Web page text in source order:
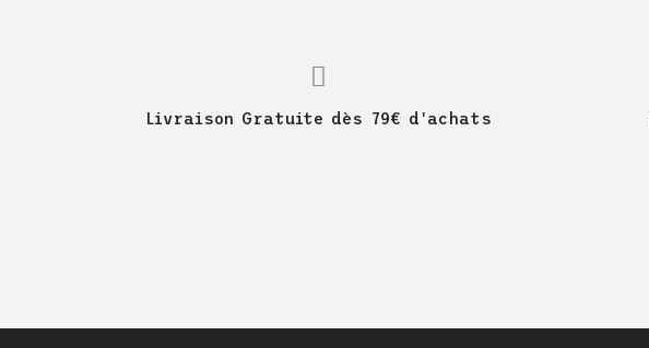
Livraison Gratuite dès 79€ d'achats